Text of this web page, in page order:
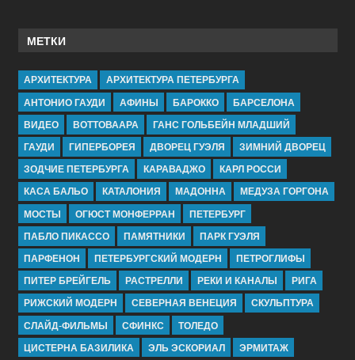
МЕТКИ
АРХИТЕКТУРА
АРХИТЕКТУРА ПЕТЕРБУРГА
АНТОНИО ГАУДИ
АФИНЫ БАРОККО
БАРСЕЛОНА
ВИДЕО
ВОТТОВААРА
ГАНС ГОЛЬБЕЙН МЛАДШИЙ
ГАУДИ
ГИПЕРБОРЕЯ ДВОРЕЦ ГУЭЛЯ
ЗИМНИЙ ДВОРЕЦ
ЗОДЧИЕ ПЕТЕРБУРГА
КАРАВАДЖО
КАРЛ РОССИ
КАСА БАЛЬО
КАТАЛОНИЯ МАДОННА
МЕДУЗА ГОРГОНА
МОСТЫ
ОГЮСТ МОНФЕРРАН
ПЕТЕРБУРГ
ПАБЛО ПИКАССО
ПАМЯТНИКИ
ПАРК ГУЭЛЯ
ПАРФЕНОН
ПЕТЕРБУРГСКИЙ МОДЕРН
ПЕТРОГЛИФЫ
ПИТЕР БРЕЙГЕЛЬ
РАСТРЕЛЛИ РЕКИ И КАНАЛЫ
РИГА
РИЖСКИЙ МОДЕРН
СЕВЕРНАЯ ВЕНЕЦИЯ
СКУЛЬПТУРА
СЛАЙД-ФИЛЬМЫ
СФИНКС
ТОЛЕДО
ЦИСТЕРНА БАЗИЛИКА
ЭЛЬ ЭСКОРИАЛ ЭРМИТАЖ